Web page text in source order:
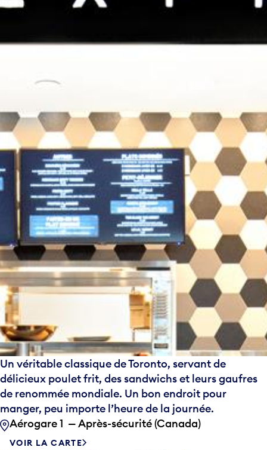
Un véritable classique de Toronto, servant de
délicieux poulet frit, des sandwichs et leurs gaufres
de renommée mondiale. Un bon endroit pour
manger, peu importe l’heure de la journée.
Aérogare 1 — Après-sécurité (Canada)
VOIR LA CARTE